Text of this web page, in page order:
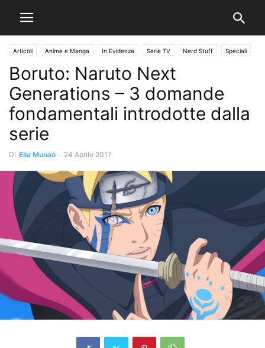
Articoli Anime e Manga In Evidenza Serie TV Nerd Stuff Speciali
Boruto: Naruto Next
Generations – 3 domande
fondamentali introdotte dalla
serie
Di Elia Munaò - 24 Aprile 2017